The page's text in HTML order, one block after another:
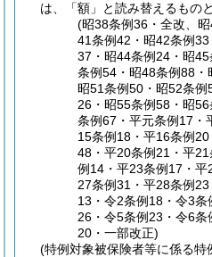
は、「額」と読み替えるものと
(昭38条例36・全改、
41条例42・昭42条例
37・昭44条例24・昭
条例54・昭48条例88・
昭51条例50・昭52条
26・昭55条例58・昭
条例67・平元条例17・
15条例18・平16条例
48・平20条例21・平
例14・平23条例17・
27条例31・平28条例
13・令2条例18・令3条
26・令5条例23・令6条
20・一部改正)
(特例対象被保険者等に係る特